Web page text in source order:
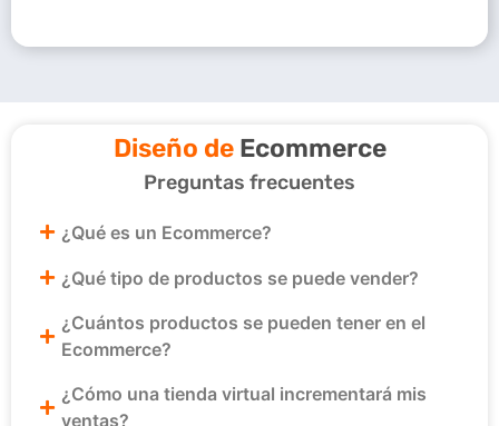
Diseño de Ecommerce
Preguntas frecuentes
¿Qué es un Ecommerce?
¿Qué tipo de productos se puede vender?
¿Cuántos productos se pueden tener en el
Ecommerce?
¿Cómo una tienda virtual incrementará mis
ventas?